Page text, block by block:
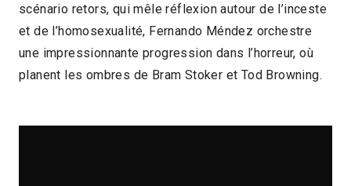
scénario retors, qui mêle réflexion autour de l’inceste
et de l’homosexualité, Fernando Méndez orchestre
une impressionnante progression dans l’horreur, où
planent les ombres de Bram Stoker et Tod Browning.